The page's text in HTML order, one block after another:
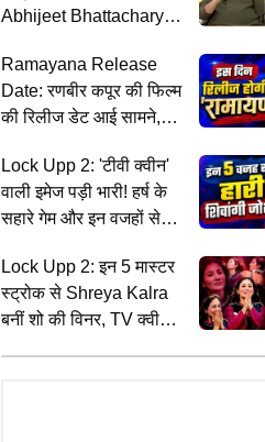
Abhijeet Bhattacharya
किस्से
Ramayana Release
Date: रणबीर कपूर की फिल्म
की रिलीज डेट आई सामने,
Lock Upp 2: 'टीवी क्वीन'
वाली इमेज पड़ी भारी! हर्ष के
सहारे गेम और इन वजहों से
Lock Upp 2: इन 5 मास्टर
स्ट्रोक से Shreya Kalra
बनीं शो की विनर, TV क्वीन